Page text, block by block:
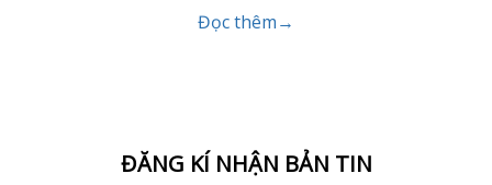
Đọc thêm→
ĐĂNG KÍ NHẬN BẢN TIN